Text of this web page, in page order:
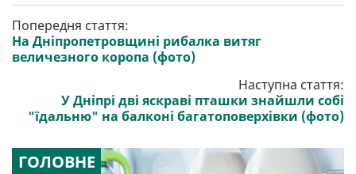
Попередня стаття:
На Дніпропетровщині рибалка витяг
величезного коропа (фото)
Наступна стаття:
У Дніпрі дві яскраві пташки знайшли собі
"їдальню" на балконі багатоповерхівки (фото)
ГОЛОВНЕ